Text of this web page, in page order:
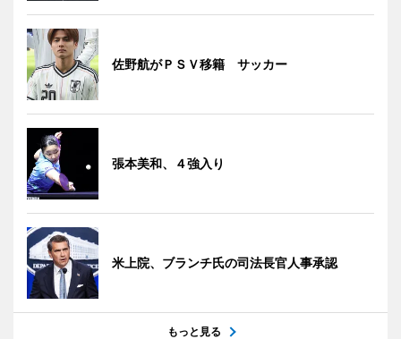
佐野航がＰＳＶ移籍 サッカー
張本美和、４強入り
米上院、ブランチ氏の司法長官人事承認
もっと見る